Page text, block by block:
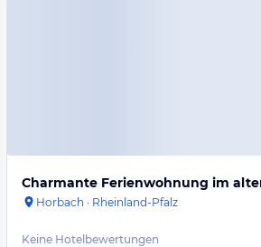
Charmante Ferienwohnung im
Horbach · Rheinland-Pfalz
Keine Hotelbewertungen